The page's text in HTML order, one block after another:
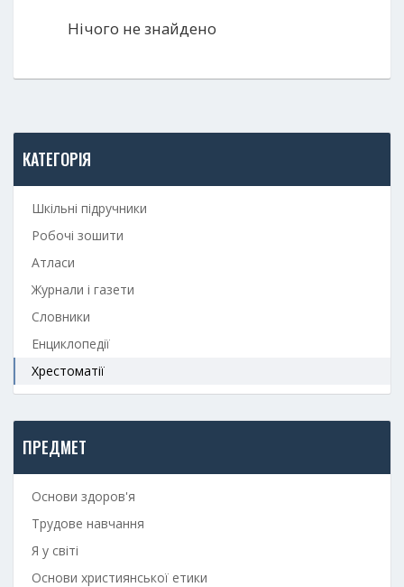
Нічого не знайдено
КАТЕГОРІЯ
Шкільні підручники
Робочі зошити
Атласи
Журнали і газети
Словники
Енциклопедії
Хрестоматії
ПРЕДМЕТ
Основи здоров'я
Трудове навчання
Я у світі
Основи християнської етики